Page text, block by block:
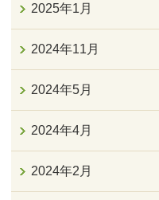
2025年1月
2024年11月
2024年5月
2024年4月
2024年2月